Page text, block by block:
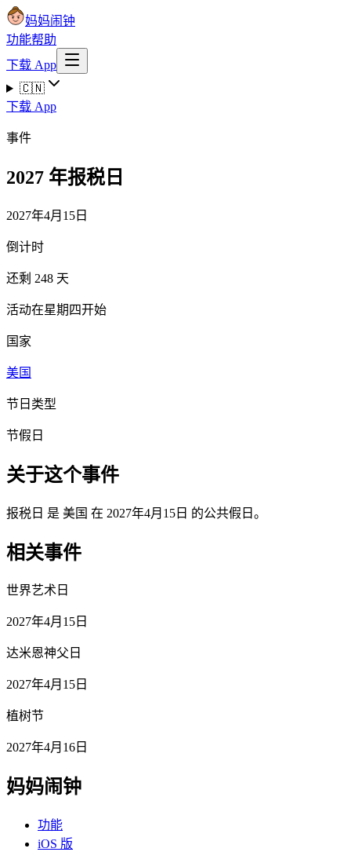
妈妈闹钟
功能帮助
下载 App
🇨🇳
下载 App
事件
2027 年报税日
2027年4月15日
倒计时
还剩 248 天
活动在星期四开始
国家
美国
节日类型
节假日
关于这个事件
报税日 是 美国 在 2027年4月15日 的公共假日。
相关事件
世界艺术日
2027年4月15日
达米恩神父日
2027年4月15日
植树节
2027年4月16日
妈妈闹钟
功能
iOS 版